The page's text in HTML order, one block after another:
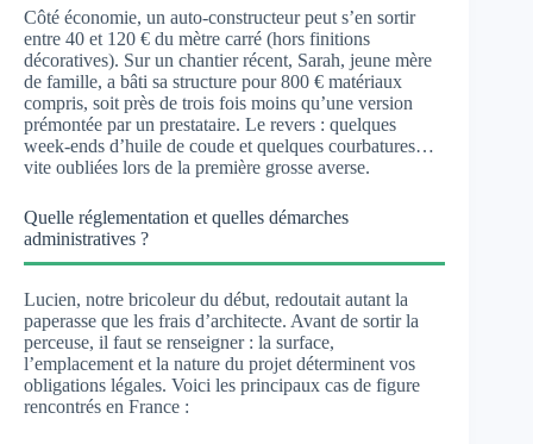
Côté économie, un auto-constructeur peut s’en sortir
entre 40 et 120 € du mètre carré (hors finitions
décoratives). Sur un chantier récent, Sarah, jeune mère
de famille, a bâti sa structure pour 800 € matériaux
compris, soit près de trois fois moins qu’une version
prémontée par un prestataire. Le revers : quelques
week-ends d’huile de coude et quelques courbatures…
vite oubliées lors de la première grosse averse.
Quelle réglementation et quelles démarches
administratives ?
Lucien, notre bricoleur du début, redoutait autant la
paperasse que les frais d’architecte. Avant de sortir la
perceuse, il faut se renseigner : la surface,
l’emplacement et la nature du projet déterminent vos
obligations légales. Voici les principaux cas de figure
rencontrés en France :